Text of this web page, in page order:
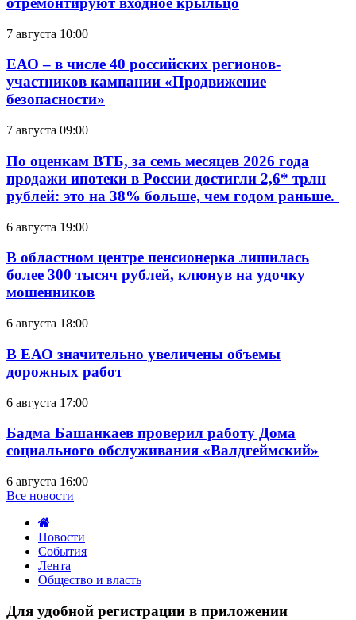
7 августа 10:00
ЕАО – в числе 40 российских регионов-
участников кампании «Продвижение
безопасности»
7 августа 09:00
По оценкам ВТБ, за семь месяцев 2026 года
продажи ипотеки в России достигли 2,6* трлн
рублей: это на 38% больше, чем годом раньше.
6 августа 19:00
В областном центре пенсионерка лишилась
более 300 тысяч рублей, клюнув на удочку
мошенников
6 августа 18:00
В ЕАО значительно увеличены объемы
дорожных работ
6 августа 17:00
Бадма Башанкаев проверил работу Дома
социального обслуживания «Валдгеймский»
6 августа 16:00
Все новости
Новости
События
Лента
Общество и власть
удобной
Для удобной регистрации в приложении